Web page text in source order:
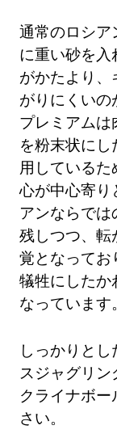
通常のロシア
に重い砂を
がかたより
がりにくい
プレミアム
を粉末状に
用している
心が中心寄り
アンならで
残しつつ、
覚となってお
犠牲にしたか
なっています。
しっかりと
スジャグリン
クライナボ
さい。